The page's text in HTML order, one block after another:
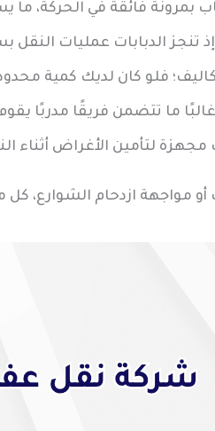
بمرونة فائقة في الحركة،
إذ تنجز الدبابات عمليات
فلو كان لديك كمية
ما تتضمن فريقًا مدربًا
مجهزة لتأمين الأغراض
أو مواجهة ازدحام الشوارع،